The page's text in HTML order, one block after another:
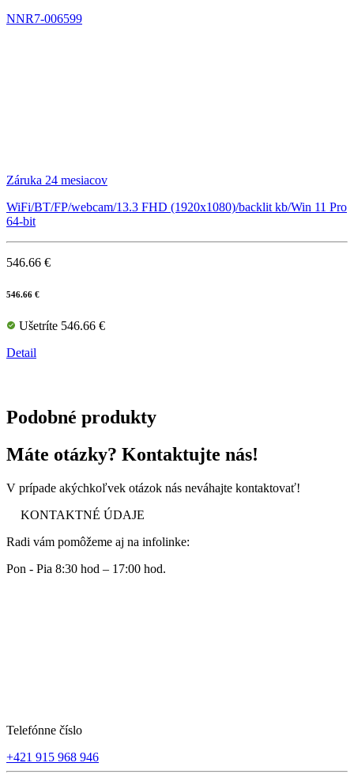
NNR7-006599
Záruka 24 mesiacov
WiFi/BT/FP/webcam/13.3 FHD (1920x1080)/backlit kb/Win 11 Pro
64-bit
546.66 €
546.66 €
Ušetríte 546.66 €
Detail
Podobné produkty
Máte otázky? Kontaktujte nás!
V prípade akýchkoľvek otázok nás neváhajte kontaktovať!
KONTAKTNÉ ÚDAJE
Radi vám pomôžeme aj na infolinke:
Pon - Pia 8:30 hod – 17:00 hod.
Telefónne číslo
+421 915 968 946